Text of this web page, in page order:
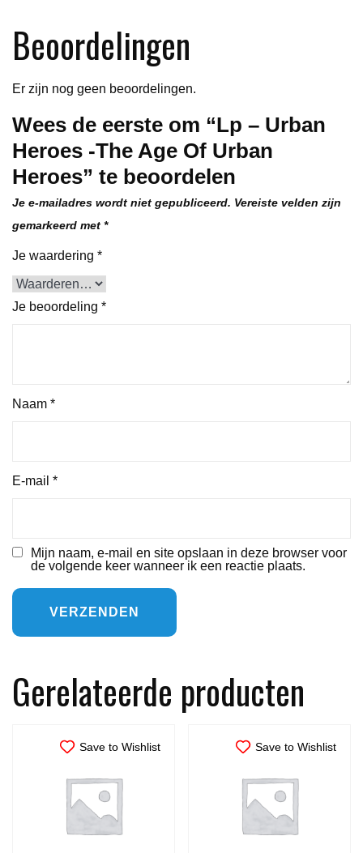
Heroes
Beoordelingen
Er zijn nog geen beoordelingen.
Wees de eerste om “Lp – Urban
Heroes -The Age Of Urban
Heroes” te beoordelen
Je e-mailadres wordt niet gepubliceerd. Vereiste velden zijn
gemarkeerd met *
Je waardering *
Je beoordeling *
Naam *
E-mail *
Mijn naam, e-mail en site opslaan in deze browser voor
de volgende keer wanneer ik een reactie plaats.
Gerelateerde producten
Save to Wishlist Save to Wishlist